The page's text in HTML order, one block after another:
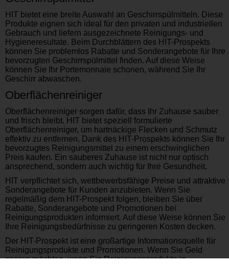
HIT bietet eine breite Auswahl an Geschirrspülmitteln. Diese
Produkte eignen sich ideal für den privaten und industriellen
Gebrauch und liefern ausgezeichnete Reinigungs- und
Hygieneresultate. Beim Durchblättern des HIT-Prospekts
können Sie problemlos Rabatte und Sonderangebote für Ihre
bevorzugten Geschirrspülmittel finden. Auf diese Weise
können Sie Ihr Portemonnaie schonen, während Sie Ihr
Geschirr abwaschen.
Oberflächenreiniger
Oberflächenreiniger sorgen dafür, dass Ihr Zuhause sauber
und frisch bleibt. HIT bietet speziell formulierte
Oberflächenreiniger, um hartnäckige Flecken und Schmutz
effektiv zu entfernen. Dank des HIT-Prospekts können Sie Ihr
bevorzugtes Reinigungsmittel zu einem erschwinglichen
Preis kaufen. Ein sauberes Zuhause ist nicht nur optisch
ansprechend, sondern auch wichtig für Ihre Gesundheit.
HIT verpflichtet sich, wettbewerbsfähige Preise und attraktive
Sonderangebote für Kunden anzubieten. Wenn Sie
regelmäßig dem HIT-Prospekt folgen, bleiben Sie über
Rabatte, Sonderangebote und Promotionen bei
Reinigungsprodukten informiert. Auf diese Weise können Sie
Ihre Reinigungsbedürfnisse zu geringeren Kosten decken.
Der HIT-Prospekt ist eine großartige Informationsquelle für
Reinigungsprodukte und Promotionen. Wenn Sie Geld
sparen möchten, wenn Sie Reinigungsprodukte in